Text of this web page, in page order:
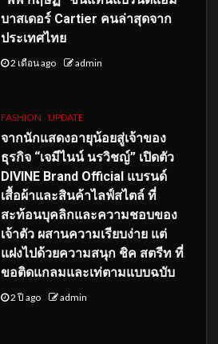
บาสเดอร์ Cartier คนล่าสุดจาก
ประเทศไทย
2 เดือน ago admin
FASHION UPDATE
จากนักแสดงอายุน้อยสู่เจ้าของ
ธุรกิจ “เจมีไนน์ นรวิชญ์” เปิดตัว
DIVINE Brand Official แบรนด์
เสื้อผ้าและสินค้าไลฟ์สไตล์ ที่
สะท้อนบุคลิกและความชอบของ
เจ้าตัว ผสานความเรียบง่าย แต่
แฝงไปด้วยความสนุก ชิค สตรีท ที่
ขอติดแกลมและเท่ตามแบบฉบับ
2 ปี ago admin